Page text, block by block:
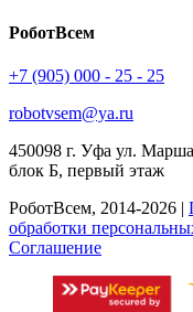
РоботВсем
+7 (905) 000 - 25 - 25
robotvsem@ya.ru
450098 г. Уфа ул.
блок Б, первый этаж
РоботВсем, 2014-2026 |
обработки
Соглашение